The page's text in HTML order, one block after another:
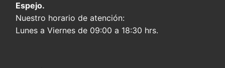
Espejo.
Nuestro horario de atención:
Lunes a Viernes de 09:00 a 18:30 hrs.